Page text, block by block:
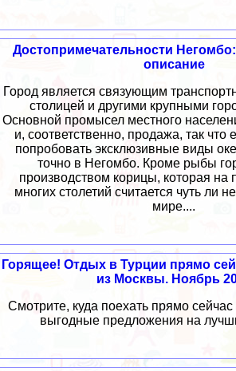
Достопримечательности
описание
Город является связующим
столицей и другими крупными
Основной промысел местного
и, соответственно, продажа, так что
попробовать эксклюзивные виды
точно в Негомбо. Кроме рыбы
производством корицы, которая на
многих столетий считается чуть ли
мире....
Горящее! Отдых в Турции прямо
из Москвы. Ноябрь
Смотрите, куда поехать прямо
выгодные предложения на